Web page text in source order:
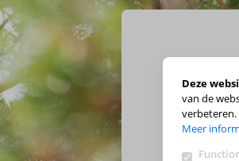
Deze
van de
verbeteren.
Meer